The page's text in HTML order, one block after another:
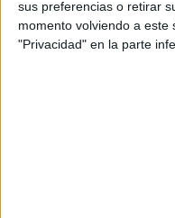
sus preferencias o retirar
momento volviendo a este
"Privacidad" en la parte
Información básica
Responsable:Compás